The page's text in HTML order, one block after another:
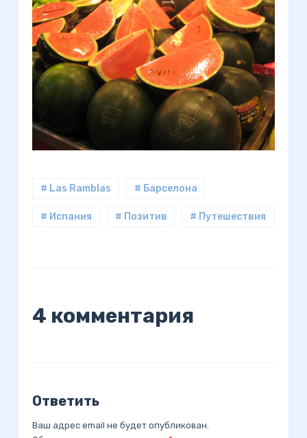
# Las Ramblas # Барселона
# Испания # Позитив # Путешествия
4 комментария
Ответить
Ваш адрес email не будет опубликован.